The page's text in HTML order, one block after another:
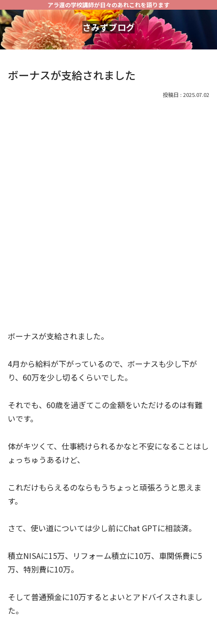
アラ還の学校講師が日々のあれこれを語ります
さみずブログ
ボーナスが支給されました
2025.07.02
ボーナスが支給されました。
4月から給料が下がっているので、ボーナスも少し下が
り、60万を少し切るくらいでした。
それでも、60歳を過ぎてこの金額をいただけるのは有難
いです。
体がキツくて、仕事続けられるかなと不安になることはし
ょっちゅうあるけど、
これだけもらえるのならもうちょっと頑張ろうと思えま
す。
さて、使い道については少し前にChat GPTに相談済。
積立NISAに15万、リフォーム積立に10万、車関係費に5
万、特別費に10万。
そして普通預金に10万するとよいとアドバイスされまし
た。